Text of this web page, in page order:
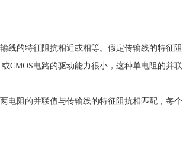
线的特征阻抗相近或相等。假定传输线的特征阻
CMOS电路的驱动能力很小，这种单电阻的并联
电阻的并联值与传输线的特征阻抗相匹配，每个